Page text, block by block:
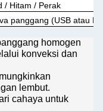
/ Hitam / Perak
panggang (USB atau
homogen
konveksi dan
lembut.
cahaya untuk